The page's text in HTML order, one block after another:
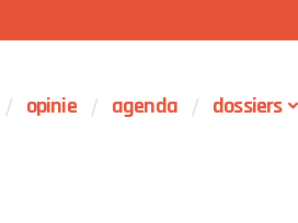
opinie agenda dossiers